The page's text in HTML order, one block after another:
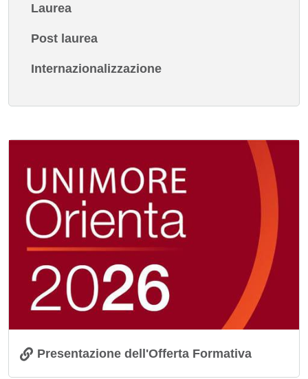
Laurea
Post laurea
Internazionalizzazione
Presentazione dell'Offerta Formativa